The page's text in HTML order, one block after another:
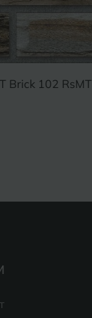
Brick 102 RsMT